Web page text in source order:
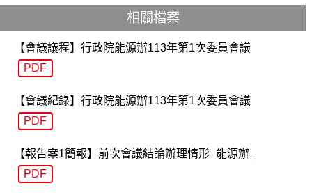
相關檔案
【會議議程】行政院能源辦113年第1次委員會議
PDF
【會議紀錄】行政院能源辦113年第1次委員會議
PDF
【報告案1簡報】前次會議結論辦理情形_能源辦_
PDF